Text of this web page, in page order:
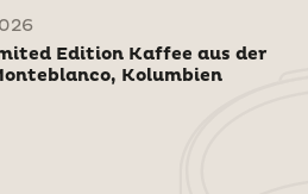
Edition Kaffee aus der
Kolumbien